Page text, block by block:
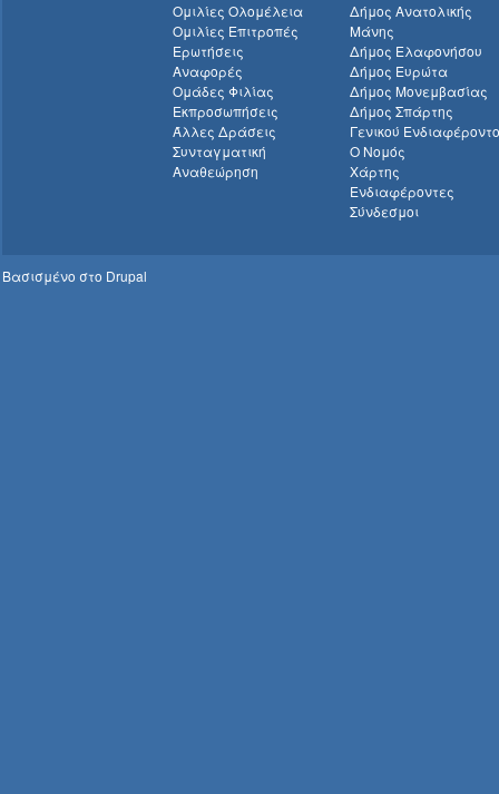
Ομιλίες Ολομέλεια
Ομιλίες Επιτροπές
Ερωτήσεις
Αναφορές
Ομάδες Φιλίας
Εκπροσωπήσεις
Άλλες Δράσεις
Συνταγματική
Αναθεώρηση
Δήμος Ανατολικής
Μάνης
Δήμος Ελαφονήσου
Δήμος Ευρώτα
Δήμος Μονεμβασίας
Δήμος Σπάρτης
Γενικού
Ο Νομός
Χάρτης
Ενδιαφέροντες
Σύνδεσμοι
Βασισμένο στο Drupal